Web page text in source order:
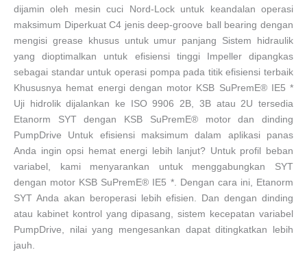
dijamin oleh mesin cuci Nord-Lock untuk keandalan operasi
maksimum Diperkuat C4 jenis deep-groove ball bearing dengan
mengisi grease khusus untuk umur panjang Sistem hidraulik
yang dioptimalkan untuk efisiensi tinggi Impeller dipangkas
sebagai standar untuk operasi pompa pada titik efisiensi terbaik
Khususnya hemat energi dengan motor KSB SuPremE® IE5 *
Uji hidrolik dijalankan ke ISO 9906 2B, 3B atau 2U tersedia
Etanorm SYT dengan KSB SuPremE® motor dan dinding
PumpDrive Untuk efisiensi maksimum dalam aplikasi panas
Anda ingin opsi hemat energi lebih lanjut? Untuk profil beban
variabel, kami menyarankan untuk menggabungkan SYT
dengan motor KSB SuPremE® IE5 *. Dengan cara ini, Etanorm
SYT Anda akan beroperasi lebih efisien. Dan dengan dinding
atau kabinet kontrol yang dipasang, sistem kecepatan variabel
PumpDrive, nilai yang mengesankan dapat ditingkatkan lebih
jauh.